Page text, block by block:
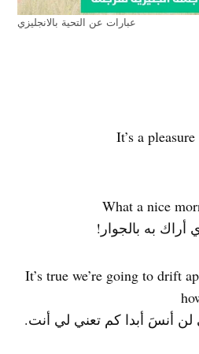
عبارات عن التحية بالانجليزي
به بالجوار!
.It’s true we’re going to drift
لن أنسَ أبدا كم تعني لي أنت.